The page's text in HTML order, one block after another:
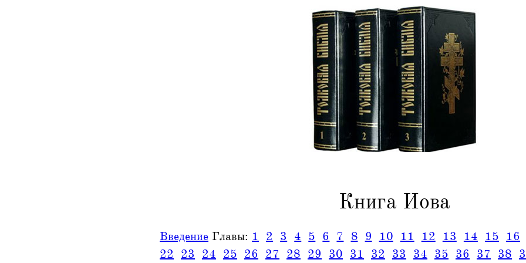
Книга Иова
Введение Главы: 1 2 3 4 5 6 7 8 9 10 11 12 13 14 15 16
22 23 24 25 26 27 28 29 30 31 32 33 34 35 36 37 38